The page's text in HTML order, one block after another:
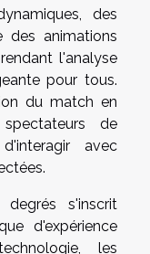
des
des animations
l'analyse
pour tous.
du match en
de
avec
s'inscrit
d'expérience
les